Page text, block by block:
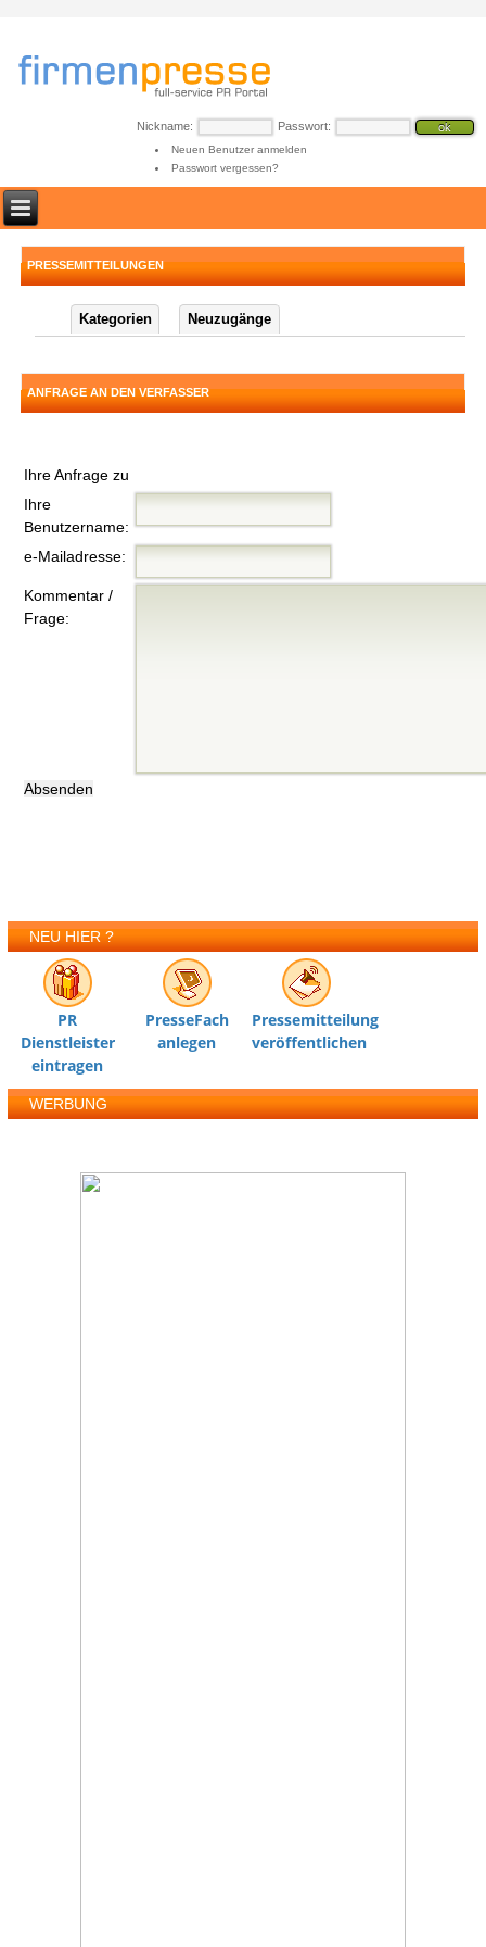
Nickname: Passwort:
Neuen Benutzer anmelden
Passwort vergessen?
PRESSEMITTEILUNGEN
Kategorien Neuzugänge
ANFRAGE AN DEN VERFASSER
Ihre Anfrage zu
Ihre
Benutzername:
e-Mailadresse:
Kommentar /
Frage:
NEU HIER ?
PR
Dienstleister
eintragen
PresseFach
anlegen
Pressemitteilung
veröffentlichen
WERBUNG